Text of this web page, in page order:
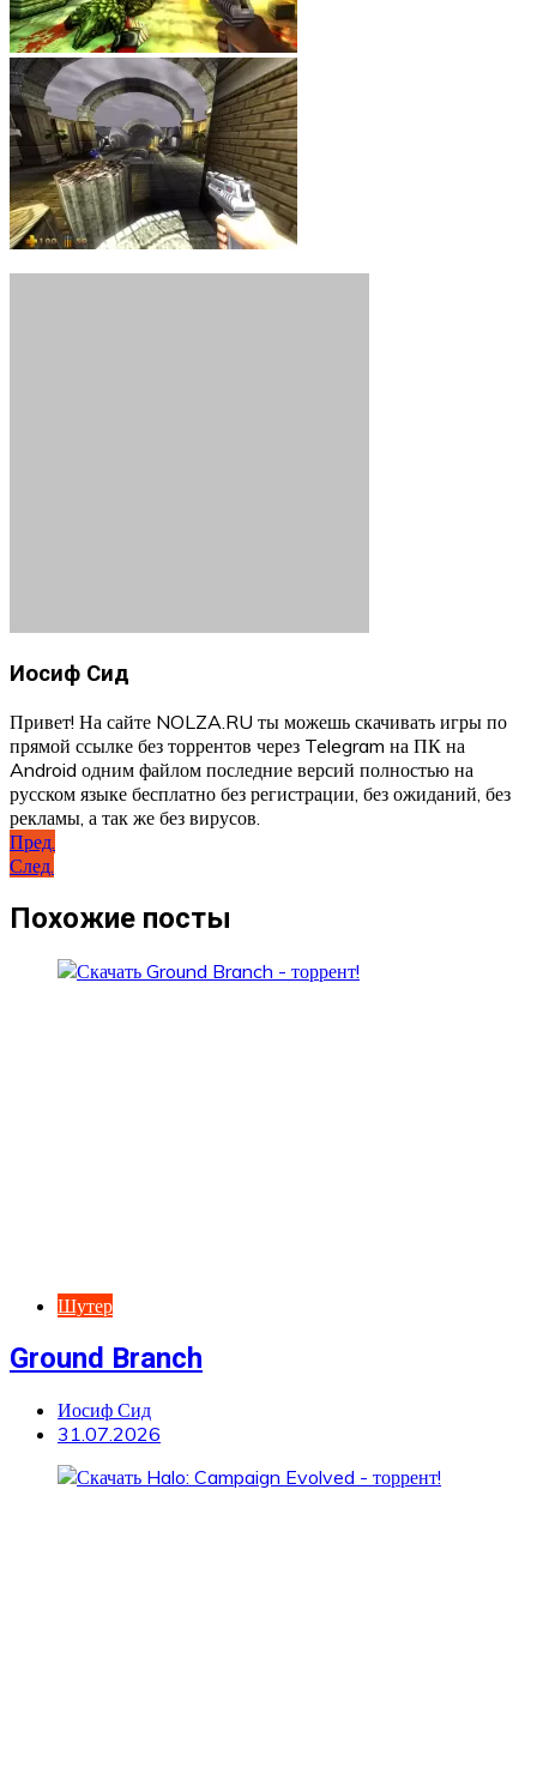
Иосиф Сид
Привет! На сайте NOLZA.RU ты можешь скачивать игры по
прямой ссылке без торрентов через Telegram на ПК на
Android одним файлом последние версий полностью на
русском языке бесплатно без регистрации, без ожиданий, без
рекламы, а так же без вирусов.
Навигация
по
записям
Пред.
След.
Похожие посты
Шутер
Ground Branch
Иосиф Сид
31.07.2026